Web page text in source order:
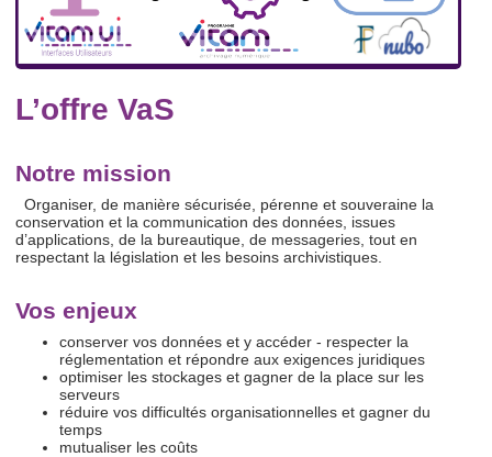
L’offre VaS
Notre mission
Organiser, de manière sécurisée, pérenne et souveraine la
conservation et la communication des données, issues
d’applications, de la bureautique, de messageries, tout en
respectant la législation et les besoins archivistiques.
Vos enjeux
conserver vos données et y accéder - respecter la
réglementation et répondre aux exigences juridiques
optimiser les stockages et gagner de la place sur les
serveurs
réduire vos difficultés organisationnelles et gagner du
temps
mutualiser les coûts